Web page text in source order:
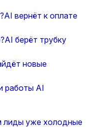
AI вернёт к оплате
AI берёт трубку
новые
работы AI
лиды уже холодные